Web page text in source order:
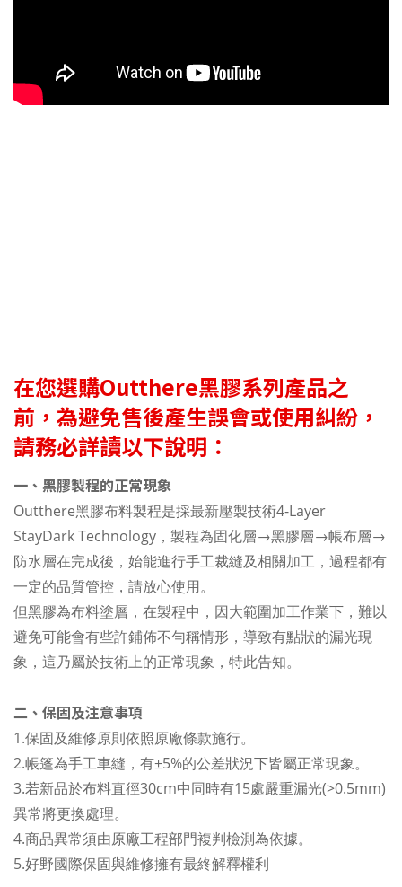
在您選購Outthere黑膠系列產品之
前，為避免售後產生誤會或使用糾紛，
請務必詳讀以下說明：
一、黑膠製程的正常現象
Outthere黑膠布料製程是採最新壓製技術4-Layer
StayDark Technology，製程為固化層→黑膠層→帳布層→
防水層在完成後，始能進行手工裁縫及相關加工，過程都有
一定的品質管控，請放心使用。
但黑膠為布料塗層，在製程中，因大範圍加工作業下，難以
避免可能會有些許鋪佈不勻稱情形，導致有點狀的漏光現
象，這乃屬於技術上的正常現象，特此告知。
二、保固及注意事項
1.保固及維修原則依照原廠條款施行。
2.帳篷為手工車縫，有±5%的公差狀況下皆屬正常現象。
3.若新品於布料直徑30cm中同時有15處嚴重漏光(>0.5mm)
異常將更換處理。
4.商品異常須由原廠工程部門複判檢測為依據。
5.好野國際保固與維修擁有最終解釋權利